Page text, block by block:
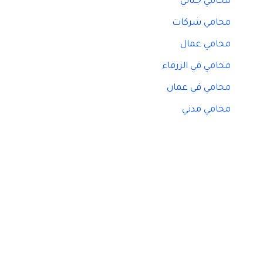
محامي شركات
محامي عمال
محامي في الزرقاء
محامي في عمان
محامي مدني